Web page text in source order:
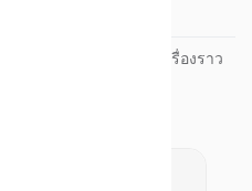
น อัปเดตและติดตามทุกเรื่องราว